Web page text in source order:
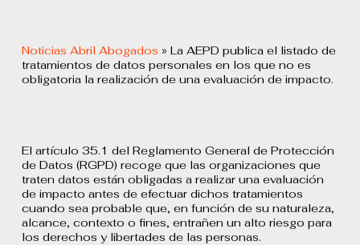
Noticias Abril Abogados » La AEPD publica el listado de
tratamientos de datos personales en los que no es
obligatoria la realización de una evaluación de impacto.
El artículo 35.1 del Reglamento General de Protección
de Datos (RGPD) recoge que las organizaciones que
traten datos están obligadas a realizar una evaluación
de impacto antes de efectuar dichos tratamientos
cuando sea probable que, en función de su naturaleza,
alcance, contexto o fines, entrañen un alto riesgo para
los derechos y libertades de las personas.